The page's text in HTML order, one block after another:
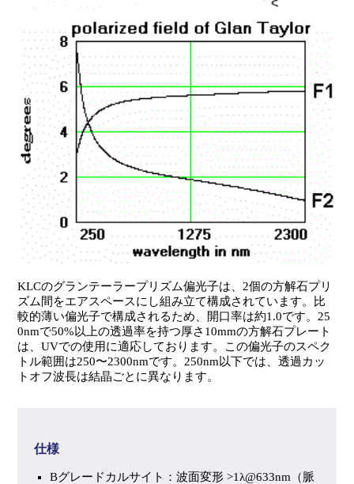
KLCのグランテーラープリズム偏光子は、2個の方解石プリ
ズム間をエアスペースにし組み立て構成されています。比
較的薄い偏光子で構成されるため、開口率は約1.0です。25
0nmで50%以上の透過率を持つ厚さ10mmの方解石プレート
は、UVでの使用に適応しております。この偏光子のスペク
トル範囲は250〜2300nmです。250nm以下では、透過カッ
トオフ波長は結晶ごとに異なります。
仕様
Bグレードカルサイト：波面変形 >1λ@633nm（脈